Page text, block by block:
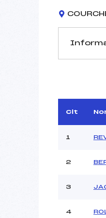
Arbitre :
Assistant :
MANCHE 1
Heure de
Ouvreurs A :
Clt
1
2
3
4